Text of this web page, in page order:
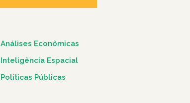
Análises Econômicas
Inteligência Espacial
Políticas Públicas